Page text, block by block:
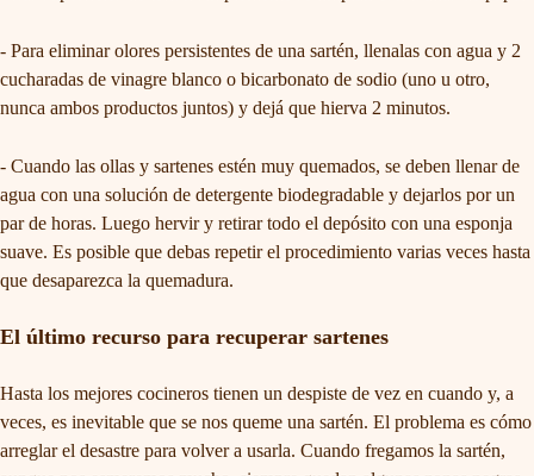
- Para eliminar olores persistentes de una sartén, llenalas con agua y 2
cucharadas de vinagre blanco o bicarbonato de sodio (uno u otro,
nunca ambos productos juntos) y dejá que hierva 2 minutos.
- Cuando las ollas y sartenes estén muy quemados, se deben llenar de
agua con una solución de detergente biodegradable y dejarlos por un
par de horas. Luego hervir y retirar todo el depósito con una esponja
suave. Es posible que debas repetir el procedimiento varias veces hasta
que desaparezca la quemadura.
El último recurso para recuperar sartenes
Hasta los mejores cocineros tienen un despiste de vez en cuando y, a
veces, es inevitable que se nos queme una sartén. El problema es cómo
arreglar el desastre para volver a usarla. Cuando fregamos la sartén,